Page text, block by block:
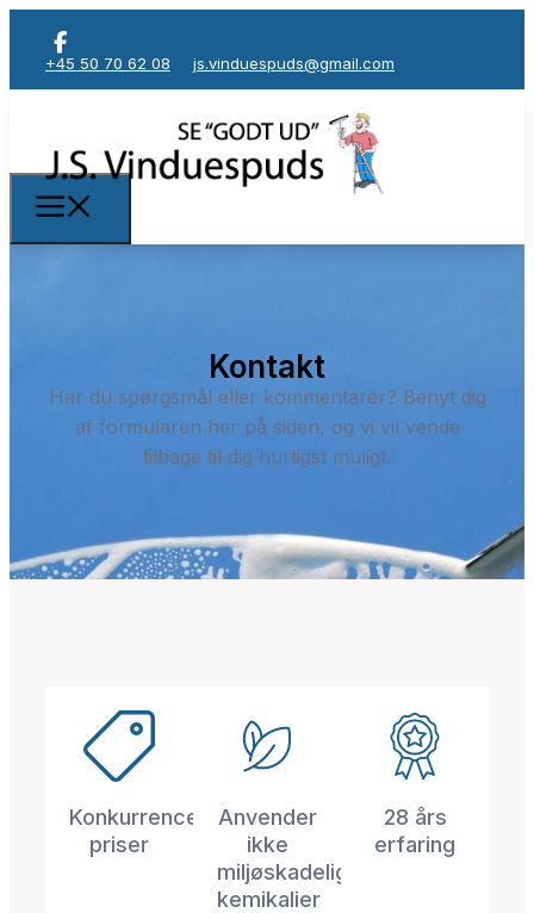
+45 50 70 62 08 js.vinduespuds@gmail.com
Kontakt
Har du spørgsmål eller kommentarer? Benyt dig
af formularen her på siden, og vi vil vende
tilbage til dig hurtigst muligt.
Konkurrencedygtige
priser
Anvender
ikke
miljøskadelige
kemikalier
28 års
erfaring